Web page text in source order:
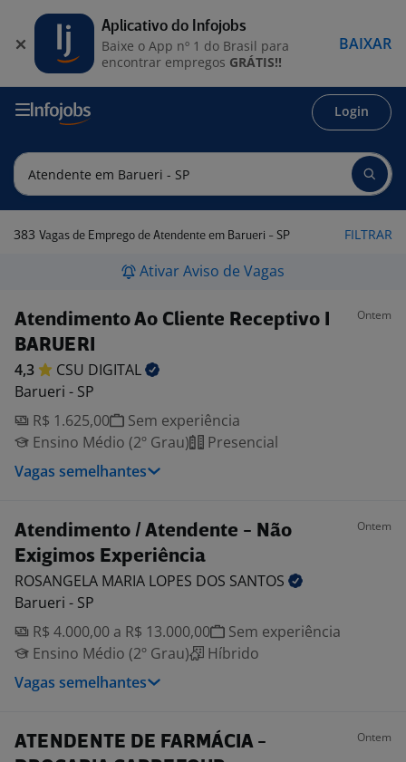
Login
383 Vagas de Emprego de Atendente em Barueri - SP FILTRAR
Ativar Aviso de Vagas
Atendimento Ao Cliente Receptivo I
BARUERI
Ontem
4,3 CSU DIGITAL
Barueri - SP
R$ 1.625,00
Sem experiência
Ensino Médio (2º Grau)
Presencial
Vagas semelhantes
Atendimento / Atendente - Não
Exigimos Experiência
Ontem
ROSANGELA MARIA LOPES DOS SANTOS
Barueri - SP
R$ 4.000,00 a R$ 13.000,00
Sem experiência
Ensino Médio (2º Grau)
Híbrido
Vagas semelhantes
ATENDENTE DE FARMÁCIA -
Ontem
Aplicativo do Infojobs
Baixe o App nº 1 do Brasil para
encontrar empregos GRÁTIS!!
BAIXAR